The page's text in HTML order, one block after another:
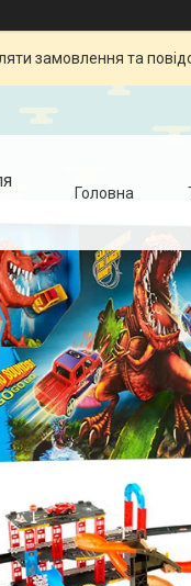
замовлення та
Головна